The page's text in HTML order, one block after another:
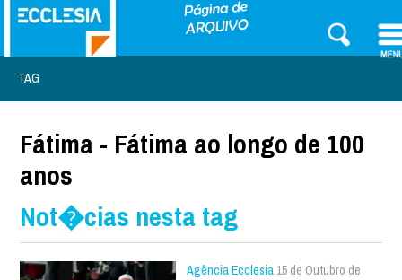
TAG
Fátima - Fátima ao longo de 100
anos
Not�cias nesta tag
Agência Ecclesia 15 de Outubro de